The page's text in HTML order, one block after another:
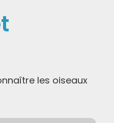
les oiseaux